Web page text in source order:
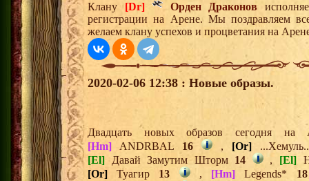
Клану [Dr] Орден Драконов
регистрации на Арене. Мы поздравляем
желаем клану успехов и процветания на
2020-02-06 12:38 : Новые образы.
Двадцать новых образов сегодня
[Hm] ANDRBAL 16 , [Or]
[El] Давай Замутим Шторм 14 , [El]
[Or] Туагир 13 , [Hm] Legends* 18